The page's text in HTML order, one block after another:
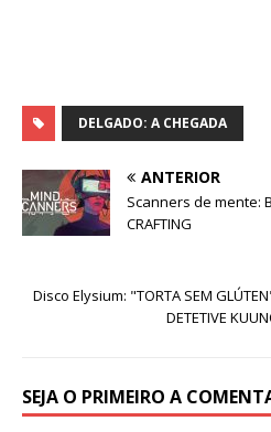
DELGADO: A CHEGADA
ANTERIOR
Scanners de mente:
CRAFTING
Disco Elysium: "TORTA SEM
DETETIVE
SEJA O PRIMEIRO A